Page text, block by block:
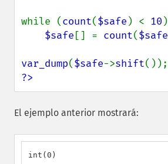
while (count($safe ) < 10 )
$safe [] = count($safe
var_dump($safe->shift
?>
El ejemplo anterior mostrará:
int(0)